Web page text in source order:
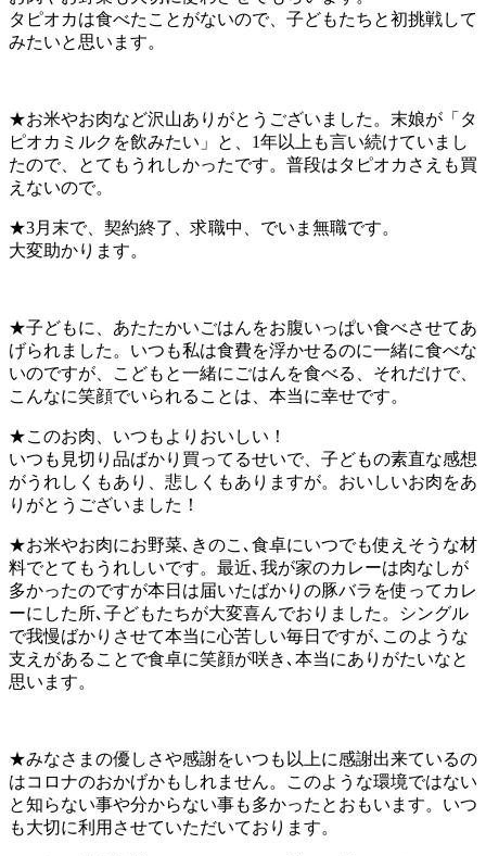
タピオカは食べたことがないので、子どもたちと初挑戦して
みたいと思います。
★お米やお肉など沢山ありがとうございました。末娘が「タ
ピオカミルクを飲みたい」と、1年以上も言い続けていまし
たので、とてもうれしかったです。普段はタピオカさえも買
えないので。
★3月末で、契約終了、求職中、でいま無職です。
大変助かります。
★子どもに、あたたかいごはんをお腹いっぱい食べさせてあ
げられました。いつも私は食費を浮かせるのに一緒に食べな
いのですが、こどもと一緒にごはんを食べる、それだけで、
こんなに笑顔でいられることは、本当に幸せです。
★このお肉、いつもよりおいしい！
いつも見切り品ばかり買ってるせいで、子どもの素直な感想
がうれしくもあり、悲しくもありますが。おいしいお肉をあ
りがとうございました！
★お米やお肉にお野菜､きのこ､食卓にいつでも使えそうな材
料でとてもうれしいです。最近､我が家のカレーは肉なしが
多かったのですが本日は届いたばかりの豚バラを使ってカレ
ーにした所､子どもたちが大変喜んでおりました。シングル
で我慢ばかりさせて本当に心苦しい毎日ですが､このような
支えがあることで食卓に笑顔が咲き､本当にありがたいなと
思います。
★みなさまの優しさや感謝をいつも以上に感謝出来ているの
はコロナのおかげかもしれません。このような環境ではない
と知らない事や分からない事も多かったとおもいます。いつ
も大切に利用させていただいております。